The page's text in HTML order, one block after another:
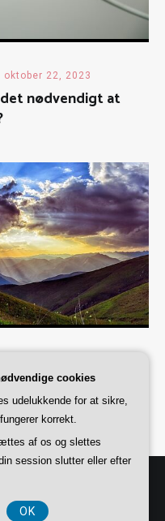
oktober 22, 2023
nødvendigt at
by
cookies
udelukkende for at sikre,
korrekt.
af os og slettes
session slutter eller efter
OK